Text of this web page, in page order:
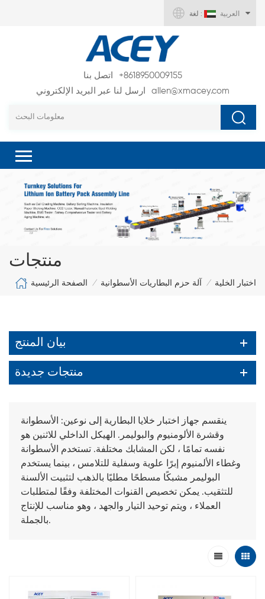
لغة : العربية
اتصل بنا
+8618950009155
ارسل لنا عبر البريد الإلكتروني
allen@xmacey.com
منتجات
الصفحة الرئيسية / آلة حزم البطاريات الأسطوانية / اختبار الخلية
بيان المنتج
منتجات جديدة
ينقسم جهاز اختبار خلايا البطارية إلى نوعين: الأسطوانة
وقشرة الألومنيوم والبوليمر. الهيكل الداخلي للاثنين هو
نفسه تمامًا ، لكن المشابك مختلفة. تستخدم الأسطوانة
وغطاء الألمنيوم إبرًا علوية وسفلية للتلامس ، بينما يستخدم
البوليمر مشبكًا مسطحًا مطليًا بالذهب لتثبيت الألسنة
للتثقيب. يمكن تخصيص القنوات المختلفة وفقًا لمتطلبات
العملاء ، ويتم توحيد التيار والجهد ، وهو مناسب للإنتاج
بالجملة.